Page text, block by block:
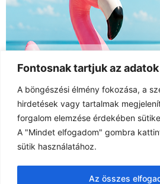
Fontosnak tartjuk az
A böngészési élmény fokozása, a
hirdetések vagy tartalmak
forgalom elemzése érdekében
A "Mindet elfogadom" gombra
sütik használatához.
Az összes
Kövessen minket!
L
n
e
d
i
n
F
c
b
o
o
k
I
s
a
g
r
m
Y
u
u
b
e